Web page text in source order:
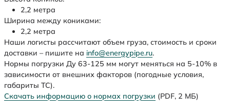
2,2 метра
Ширина между кониками:
2,2 метра
Наши логисты рассчитают объем груза, стоимость и сроки
доставки – пишите на info@energypipe.ru.
Нормы погрузки Ду 63-125 мм могут меняться на 5-10% в
зависимости от внешних факторов (погодные условия,
габариты ТС).
Скачать информацию о нормах погрузки (PDF, 2 МБ)